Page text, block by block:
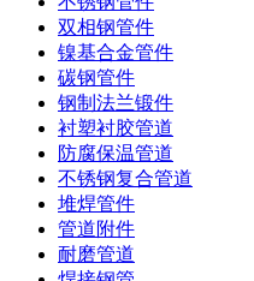
双相钢管件
镍基合金管件
碳钢管件
钢制法兰锻件
衬塑衬胶管道
防腐保温管道
不锈钢复合管道
堆焊管件
管道附件
耐磨管道